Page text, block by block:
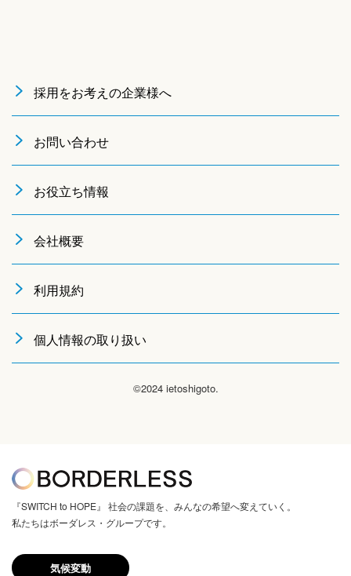
採用をお考えの企業様へ
お問い合わせ
お役立ち情報
会社概要
利用規約
個人情報の取り扱い
©2024 ietoshigoto.
『SWITCH to HOPE』 社会の課題を、みんなの希望へ変えていく。
私たちはボーダレス・グループです。
気候変動